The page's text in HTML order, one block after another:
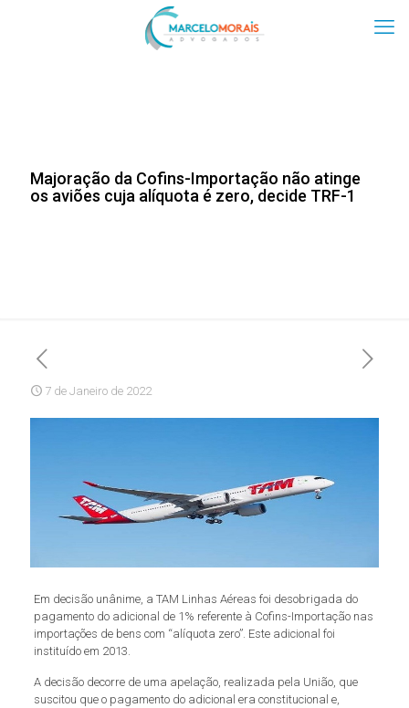
Majoração da Cofins-Importação não atinge
os aviões cuja alíquota é zero, decide TRF-1
7 de Janeiro de 2022
Em decisão unânime, a TAM Linhas Aéreas foi desobrigada do
pagamento do adicional de 1% referente à Cofins-Importação nas
importações de bens com “alíquota zero”. Este adicional foi
instituído em 2013.
A decisão decorre de uma apelação, realizada pela União, que
suscitou que o pagamento do adicional era constitucional e,